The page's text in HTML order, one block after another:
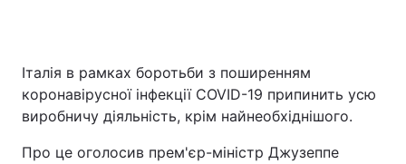
Головна Війна
Україна Політика
Економіка Світ
Італія в рамках боротьби з поширенням
коронавірусної інфекції COVID-19 припинить усю
виробничу діяльність, крім найнеобхіднішого.
Про це оголосив прем'єр-міністр Джузеппе